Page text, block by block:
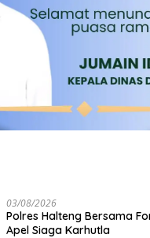
03/08/2026
Polres Halteng Bersama
Apel Siaga Karhutla